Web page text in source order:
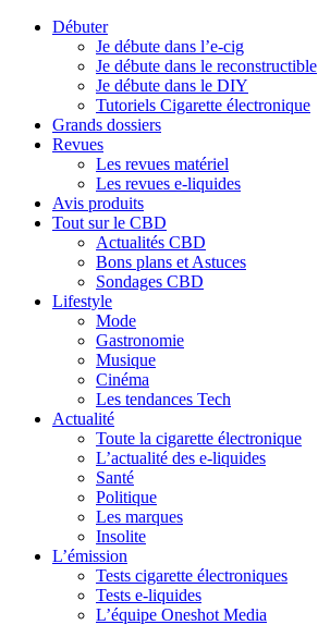
Débuter
Je débute dans l’e-cig
Je débute dans le reconstructible
Je débute dans le DIY
Tutoriels Cigarette électronique
Grands dossiers
Revues
Les revues matériel
Les revues e-liquides
Avis produits
Tout sur le CBD
Actualités CBD
Bons plans et Astuces
Sondages CBD
Lifestyle
Mode
Gastronomie
Musique
Cinéma
Les tendances Tech
Actualité
Toute la cigarette électronique
L’actualité des e-liquides
Santé
Politique
Les marques
Insolite
L’émission
Tests cigarette électroniques
Tests e-liquides
L’équipe Oneshot Media